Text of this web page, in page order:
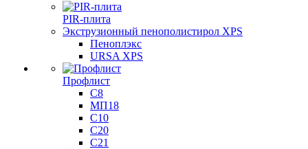
PIR-плита
Экструзионный пенополистирол XPS
Пеноплэкс
URSA XPS
Профлист
С8
МП18
С10
С20
С21